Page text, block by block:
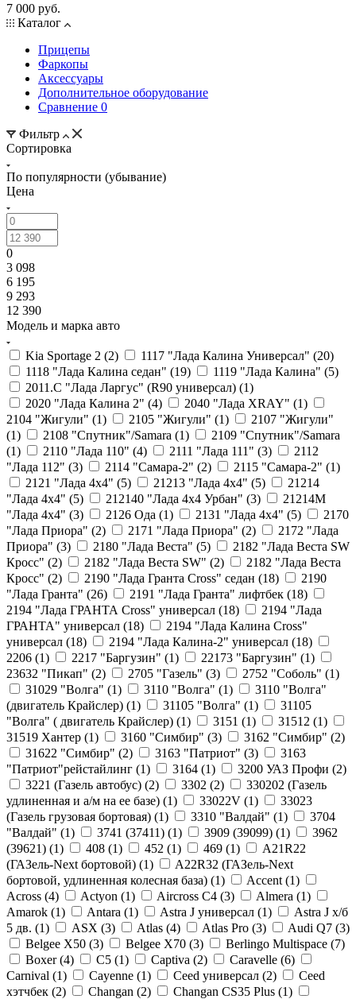
7 000 руб.
Каталог
Прицепы
Фаркопы
Аксессуары
Дополнительное оборудование
Сравнение 0
Фильтр
Сортировка
По популярности (убывание)
Цена
0
3 098
6 195
9 293
12 390
Модель и марка авто
Kia Sportage 2 (2) 1117 "Лада Калина Универсал" (20)
1118 "Лада Калина седан" (19) 1119 "Лада Калина" (5)
2011.С "Лада Ларгус" (R90 универсал) (1)
2020 "Лада Калина 2" (4) 2040 "Лада ХRAY" (1)
2104 "Жигули" (1) 2105 "Жигули" (1)
2107 "Жигули"
(1) 2108 "Cпутник"/Samara (1)
2109 "Спутник"/Samara
(1) 2110 "Лада 110" (4) 2111 "Лада 111" (3)
2112
"Лада 112" (3) 2114 "Самара-2" (2) 2115 "Самара-2" (1)
2121 "Лада 4х4" (5) 21213 "Лада 4х4" (5)
21214
"Лада 4х4" (5) 212140 "Лада 4х4 Урбан" (3)
21214М
"Лада 4х4" (3) 2126 Ода (1) 2131 "Лада 4х4" (5)
2170
"Лада Приора" (2) 2171 "Лада Приора" (2)
2172 "Лада
Приора" (3) 2180 "Лада Веста" (5)
2182 "Лада Веста SW
Кросс" (2) 2182 "Лада Веста SW" (2)
2182 "Лада Веста
Кросс" (2) 2190 "Лада Гранта Cross" седан (18)
2190
"Лада Гранта" (26) 2191 "Лада Гранта" лифтбек (18)
2194 "Лада ГРАНТА Cross" универсал (18)
2194 "Лада
ГРАНТА" универсал (18)
2194 "Лада Калина Cross"
универсал (18) 2194 "Лада Калина-2" универсал (18)
2206 (1) 2217 "Баргузин" (1) 22173 "Баргузин" (1)
23632 "Пикап" (2) 2705 "Газель" (3) 2752 "Соболь" (1)
31029 "Волга" (1) 3110 "Волга" (1)
3110 "Волга"
(двигатель Крайслер) (1) 31105 "Волга" (1)
31105
"Волга" ( двигатель Крайслер) (1) 3151 (1) 31512 (1)
31519 Хантер (1) 3160 "Симбир" (3) 3162 "Симбир" (2)
31622 "Симбир" (2) 3163 "Патриот" (3)
3163
"Патриот"рейстайлинг (1) 3164 (1) 3200 УАЗ Профи (2)
3221 (Газель автобус) (2) 3302 (2)
330202 (Газель
удлиненная и а/м на ее базе) (1) 33022V (1)
33023
(Газель грузовая бортовая) (1) 3310 "Валдай" (1)
3704
"Валдай" (1) 3741 (37411) (1) 3909 (39099) (1)
3962
(39621) (1) 408 (1) 452 (1) 469 (1)
A21R22
(ГАЗель-Next бортовой) (1)
A22R32 (ГАЗель-Next
бортовой, удлиненная колесная база) (1) Accent (1)
Across (4) Actyon (1) Aircross C4 (3) Almera (1)
Amarok (1) Antara (1) Astra J универсал (1)
Astra J х/б
5 дв. (1) ASX (3) Atlas (4) Atlas Pro (3) Audi Q7 (3)
Belgee X50 (3) Belgee X70 (3) Berlingo Multispace (7)
Boxer (4) C5 (1) Captiva (2) Caravelle (6)
Carnival (1) Cayenne (1) Ceed универсал (2)
Ceed
хэтчбек (2) Changan (2) Changan CS35 Plus (1)